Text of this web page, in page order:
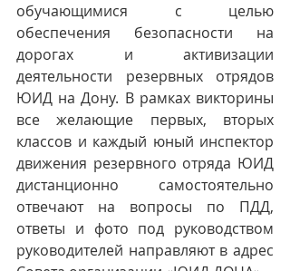
обучающимися с целью
обеспечения безопасности на
дорогах и активизации
деятельности резервных отрядов
ЮИД на Дону. В рамках викторины
все желающие первых, вторых
классов и каждый юный инспектор
движения резервного отряда ЮИД
дистанционно самостоятельно
отвечают на вопросы по ПДД,
ответы и фото под руководством
руководителей направляют в адрес